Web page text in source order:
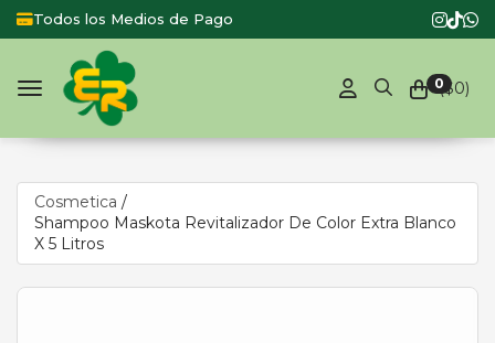
Todos los Medios de Pago
0($0)
Toggle navigation
Cosmetica /
Shampoo Maskota Revitalizador De Color Extra Blanco
X 5 Litros